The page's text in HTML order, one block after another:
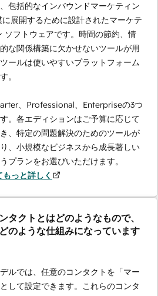
包括的なインバウンドマーケティン
展開するために設計されたマーケテ
ソフトウェアです。時間の節約、情
な関係構築に欠かせないツールが用
ールは使いやすいプラットフォーム
。
、Professional、Enterpriseの3つ
。各エディションはご予算に応じて
、特定の問題解決のためのツールが
、小規模なビジネスから成長著しい
プランをお選びいただけます。
っと詳しく
タクトとはどのようなもので、
のような仕組みになっています
ルでは、任意のコンタクトを「マー
して設定できます。これらのコンタ